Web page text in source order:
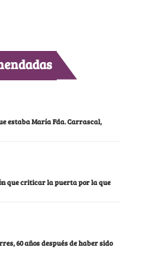
estaba María Fda. Carrascal,
que criticar la puerta por la que
60 años después de haber sido